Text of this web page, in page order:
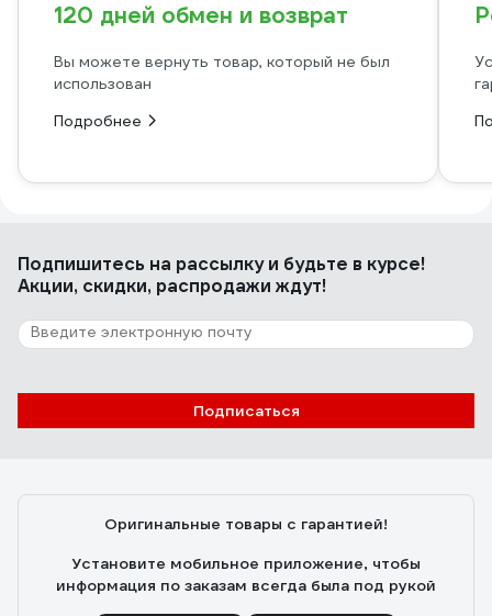
120 дней обмен и возврат
Вы можете вернуть товар, который не был
использован
Подробнее
Подпишитесь на рассылкуи будьте в курсе!
Акции, скидки, распродажи ждут!
Подписаться
Оригинальные товары с гарантией!
Установите мобильное приложение, чтобы
информация по заказам всегда была под рукой